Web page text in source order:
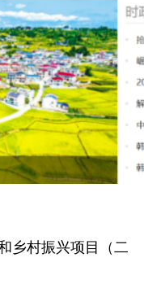
乡村振兴项目（二